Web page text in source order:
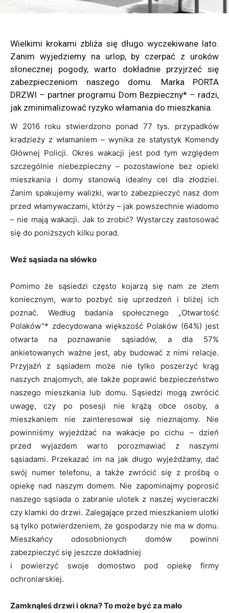
Wielkimi krokami zbliża się długo wyczekiwane lato.
Zanim wyjedziemy na urlop, by czerpać z uroków
słonecznej pogody, warto dokładnie przyjrzeć się
zabezpieczeniom naszego domu. Marka PORTA
DRZWI – partner programu Dom Bezpieczny* – radzi,
jak zminimalizować ryzyko włamania do mieszkania.
W 2016 roku stwierdzono ponad 77 tys. przypadków
kradzieży z włamaniem – wynika ze statystyk Komendy
Głównej Policji. Okres wakacji jest pod tym względem
szczególnie niebezpieczny – pozostawione bez opieki
mieszkania i domy stanowią idealny cel dla złodziei.
Zanim spakujemy walizki, warto zabezpieczyć nasz dom
przed włamywaczami, którzy – jak powszechnie wiadomo
– nie mają wakacji. Jak to zrobić? Wystarczy zastosować
się do poniższych kilku porad.
Weź sąsiada na słówko
Pomimo że sąsiedzi często kojarzą się nam ze złem
koniecznym, warto pozbyć się uprzedzeń i bliżej ich
poznać. Według badania społecznego „Otwartość
Polaków”* zdecydowana większość Polaków (64%) jest
otwarta na poznawanie sąsiadów, a dla 57%
ankietowanych ważne jest, aby budować z nimi relacje.
Przyjaźń z sąsiadem może nie tylko poszerzyć krąg
naszych znajomych, ale także poprawić bezpieczeństwo
naszego mieszkania lub domu. Sąsiedzi mogą zwrócić
uwagę, czy po posesji nie krążą obce osoby, a
mieszkaniem nie zainteresował się nieznajomy. Nie
powinniśmy wyjeżdżać na wakacje po cichu – dzień
przed wyjazdem warto porozmawiać z naszymi
sąsiadami. Przekazać im na jak długo wyjeżdżamy, dać
swój numer telefonu, a także zwrócić się z prośbą o
opiekę nad naszym domem. Nie zapominajmy poprosić
naszego sąsiada o zabranie ulotek z naszej wycieraczki
czy klamki do drzwi. Zalegające przed mieszkaniem ulotki
są tylko potwierdzeniem, że gospodarzy nie ma w domu.
Mieszkańcy odosobnionych domów powinni
zabezpieczyć się jeszcze dokładniej
i powierzyć swoje domostwo pod opiekę firmy
ochroniarskiej.
Zamknąłeś drzwi i okna? To może być za mało